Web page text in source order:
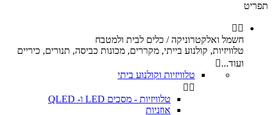
תפריט
 
חשמל ואלקטרוניקה / כלים לבית ולמטבח
טלוויזיות, קולנוע בייתי, מקררים, מכונות כביסה, תנורים, כיריים
ועוד...
טלוויזיות וקולנוע ביתי
 
טלוויזיות - מסכים LED ו- QLED
אוזניות